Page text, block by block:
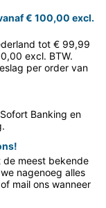
€ 100,00 excl.
tot € 99,99
excl. BTW.
per order van
Banking en
de meest bekende
nagenoeg alles
mail ons wanneer